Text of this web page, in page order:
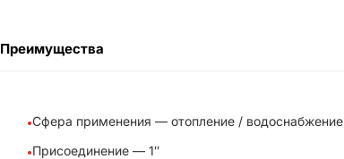
Преимущества
Сфера применения — отопление / водоснабжение
Присоединение — 1″